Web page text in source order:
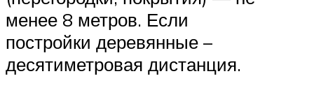
менее 8 метров. Если
постройки деревянные –
десятиметровая дистанция.